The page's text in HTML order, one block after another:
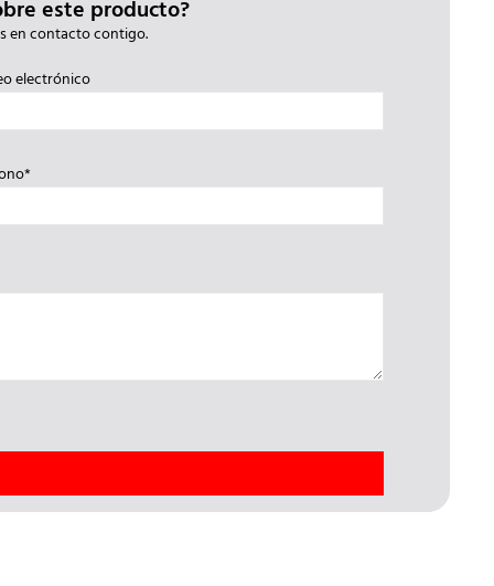
este producto?
en contacto contigo.
electrónico